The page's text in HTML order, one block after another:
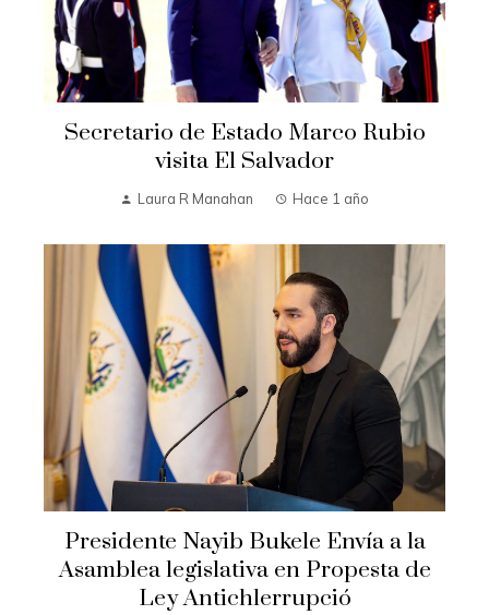
Secretario de Estado Marco Rubio
visita El Salvador
Laura R Manahan Hace 1 año
Presidente Nayib Bukele Envía a la
Asamblea legislativa en Propesta de
Ley Antichlerrupció